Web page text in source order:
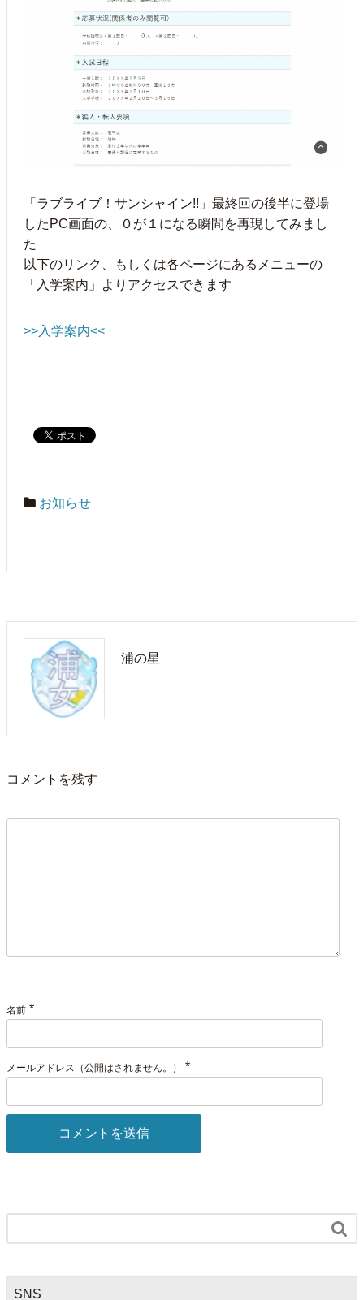
「ラブライブ！サンシャイン!!」最終回の後半に登場
したPC画面の、０が１になる瞬間を再現してみまし
た
以下のリンク、もしくは各ページにあるメニューの
「入学案内」よりアクセスできます
>>入学案内<<
お知らせ
浦の星
コメントを残す
名前 *
メールアドレス（公開はされません。） *

SNS